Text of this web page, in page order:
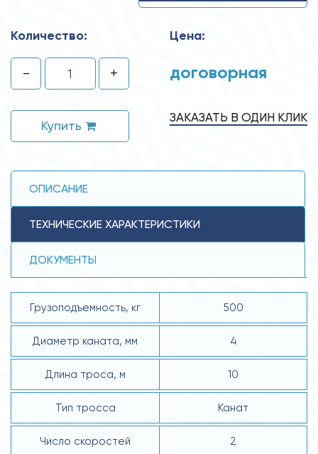
Количество:
- +
Купить
Цена:
договорная
ЗАКАЗАТЬ В ОДИН КЛИК
ОПИСАНИЕ
ТЕХНИЧЕСКИЕ ХАРАКТЕРИСТИКИ
ДОКУМЕНТЫ
Грузоподъемность, кг 500
Диаметр каната, мм 4
Длина троса, м 10
Тип тросса Канат
Число скоростей 2